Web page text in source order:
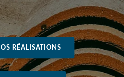
RÉALISATIONS